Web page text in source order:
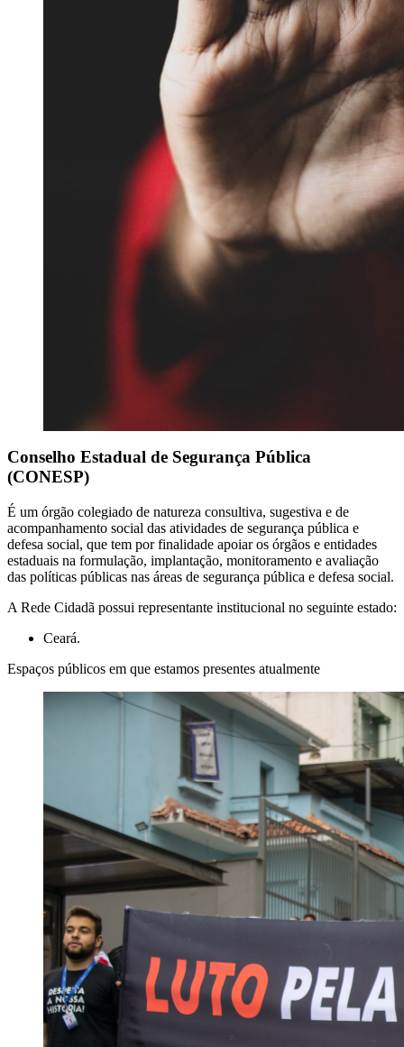
Conselho Estadual de Segurança Pública
(CONESP)
É um órgão colegiado de natureza consultiva, sugestiva e de
acompanhamento social das atividades de segurança pública e
defesa social, que tem por finalidade apoiar os órgãos e entidades
estaduais na formulação, implantação, monitoramento e avaliação
das políticas públicas nas áreas de segurança pública e defesa social.
A Rede Cidadã possui representante institucional no seguinte estado:
Ceará.
Espaços públicos em que estamos presentes atualmente